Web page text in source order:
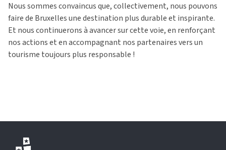
Nous sommes convaincus que, collectivement, nous pouvons
faire de Bruxelles une destination plus durable et inspirante.
Et nous continuerons à avancer sur cette voie, en renforçant
nos actions et en accompagnant nos partenaires vers un
tourisme toujours plus responsable !